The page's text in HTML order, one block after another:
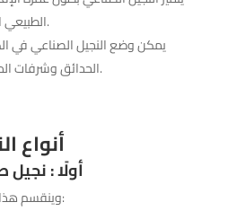
الطبيعي القابل للتلف بسهولة.
يمكن وضع النجيل الصناعي في
الحدائق وشرفات المنازل والنوادي وغيره.
أنواع
أولًا :
وينقسم هذا النوع لعدة أنواع وهي: